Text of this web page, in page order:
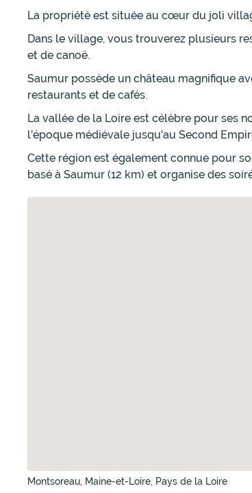
La propriété est située au cœur du joli
Dans le village, vous trouverez plusieurs
et de canoë.
Saumur possède un château magnifique
restaurants et de cafés.
La vallée de la Loire est célèbre pour ses
l'époque médiévale jusqu'au Second
Cette région est également connue pour
basé à Saumur (12 km) et organise des
Montsoreau, Maine-et-Loire, Pays de la Loire